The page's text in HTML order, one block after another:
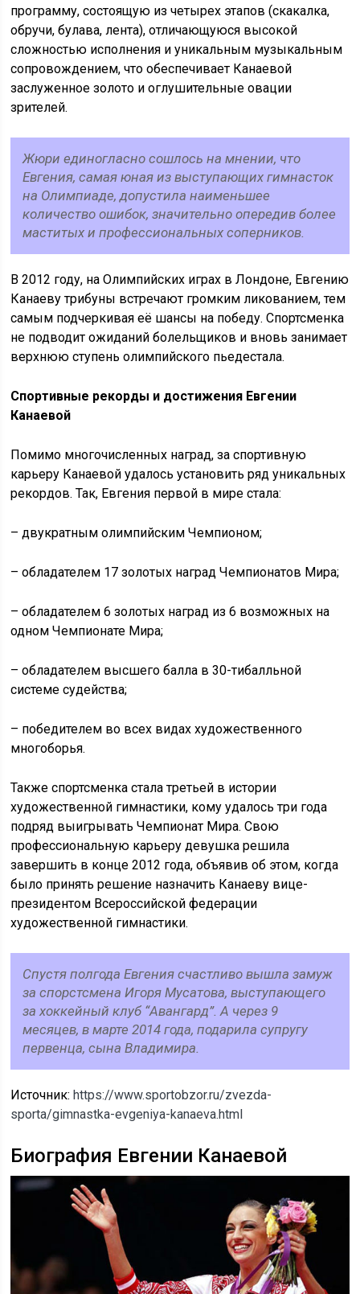
программу, состоящую из четырех этапов (скакалка,
обручи, булава, лента), отличающуюся высокой
сложностью исполнения и уникальным музыкальным
сопровождением, что обеспечивает Канаевой
заслуженное золото и оглушительные овации
зрителей.
Жюри единогласно сошлось на мнении, что
Евгения, самая юная из выступающих гимнасток
на Олимпиаде, допустила наименьшее
количество ошибок, значительно опередив более
маститых и профессиональных соперников.
В 2012 году, на Олимпийских играх в Лондоне, Евгению
Канаеву трибуны встречают громким ликованием, тем
самым подчеркивая её шансы на победу. Спортсменка
не подводит ожиданий болельщиков и вновь занимает
верхнюю ступень олимпийского пьедестала.
Спортивные рекорды и достижения Евгении
Канаевой
Помимо многочисленных наград, за спортивную
карьеру Канаевой удалось установить ряд уникальных
рекордов. Так, Евгения первой в мире стала:
– двукратным олимпийским Чемпионом;
– обладателем 17 золотых наград Чемпионатов Мира;
– обладателем 6 золотых наград из 6 возможных на
одном Чемпионате Мира;
– обладателем высшего балла в 30-тибалльной
системе судейства;
– победителем во всех видах художественного
многоборья.
Также спортсменка стала третьей в истории
художественной гимнастики, кому удалось три года
подряд выигрывать Чемпионат Мира. Свою
профессиональную карьеру девушка решила
завершить в конце 2012 года, объявив об этом, когда
было принять решение назначить Канаеву вице-
президентом Всероссийской федерации
художественной гимнастики.
Спустя полгода Евгения счастливо вышла замуж
за спорстсмена Игоря Мусатова, выступающего
за хоккейный клуб “Авангард”. А через 9
месяцев, в марте 2014 года, подарила супругу
первенца, сына Владимира.
Источник:https://www.sportobzor.ru/zvezda-
sporta/gimnastka-evgeniya-kanaeva.html
Биография Евгении Канаевой